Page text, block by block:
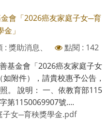
會「2026癌友家庭子女─育
」
獎助消息、
點閱 : 142
基金會「2026癌友家庭子女
附件），請貴校惠予公告，
。 說明： 一、依教育部115
第1150069907號....
子女─育秧獎學金.pdf